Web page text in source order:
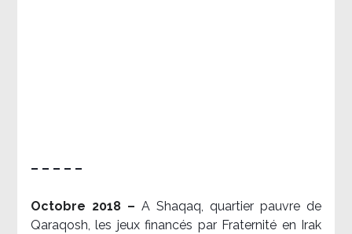
– – – – –
Octobre 2018 – A Shaqaq, quartier pauvre de
Qaraqosh, les jeux financés par Fraternité en Irak​